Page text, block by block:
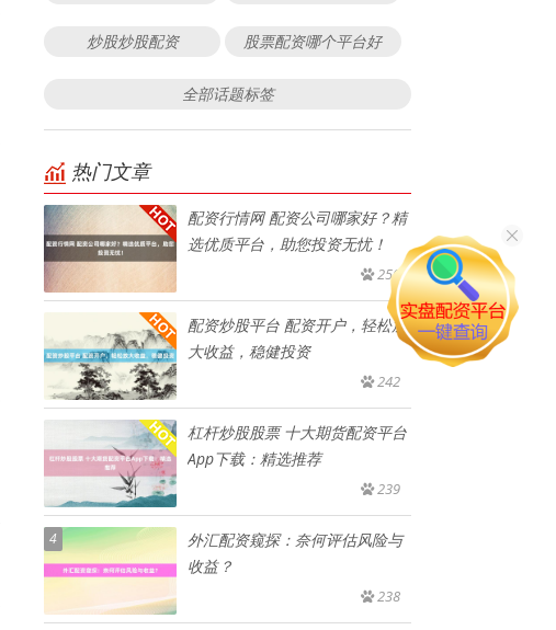
炒股炒股配资 股票配资哪个平台好
全部话题标签
热门文章
配资行情网 配资公司哪家好？精
选优质平台，助您投资无忧！
250
配资炒股平台 配资开户，轻松放
大收益，稳健投资
242
杠杆炒股股票 十大期货配资平台
App下载：精选推荐
239
4
外汇配资窥探：奈何评估风险与
收益？
238